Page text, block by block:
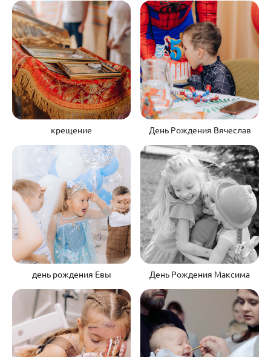
крещение День Рождения Вячеслав
день рождения Евы День Рождения Максима